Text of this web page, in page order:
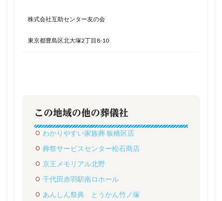
株式会社互助センター友の会
東京都豊島区北大塚2丁目8-10
この地域の他の葬儀社
わかりやすい家族葬 板橋区店
葬祭サービスセンター松石商店
京王メモリアル北野
千代田赤羽駅南ロホール
あんしん祭典 とうかん竹ノ塚